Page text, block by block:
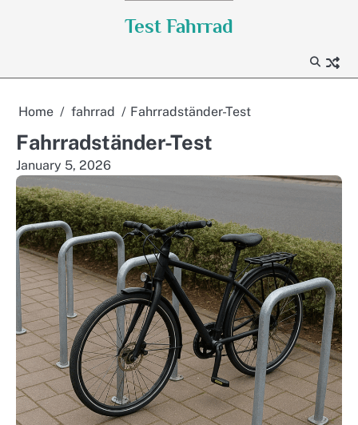
Test Fahrrad
Home fahrrad Fahrradständer-Test
Fahrradständer-Test
January 5, 2026